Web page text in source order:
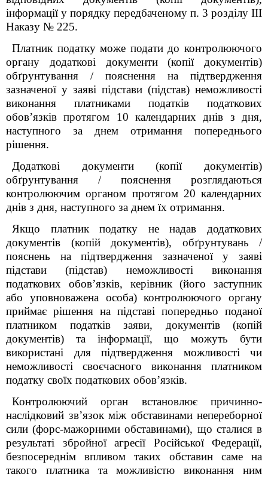
інформації у порядку передбаченому п. 3 розділу ІІІ
Наказу № 225.
Платник податку може подати до контролюючого
органу додаткові документи (копії документів)
обґрунтування / пояснення на підтвердження
зазначеної у заяві підстави (підстав) неможливості
виконання платниками податків податкових
обов’язків протягом 10 календарних днів з дня,
наступного за днем отримання попереднього
рішення.
Додаткові документи (копії документів)
обґрунтування / пояснення розглядаються
контролюючим органом протягом 20 календарних
днів з дня, наступного за днем їх отримання.
Якщо платник податку не надав додаткових
документів (копій документів), обґрунтувань /
пояснень на підтвердження зазначеної у заяві
підстави (підстав) неможливості виконання
податкових обов’язків, керівник (його заступник
або уповноважена особа) контролюючого органу
приймає рішення на підставі попередньо поданої
платником податків заяви, документів (копій
документів) та інформації, що можуть бути
використані для підтвердження можливості чи
неможливості своєчасного виконання платником
податку своїх податкових обов’язків.
Контролюючий орган встановлює причинно-
наслідковий зв’язок між обставинами непереборної
сили (форс-мажорними обставинами), що сталися в
результаті збройної агресії Російської Федерації,
безпосереднім впливом таких обставин саме на
такого платника та можливістю виконання ним